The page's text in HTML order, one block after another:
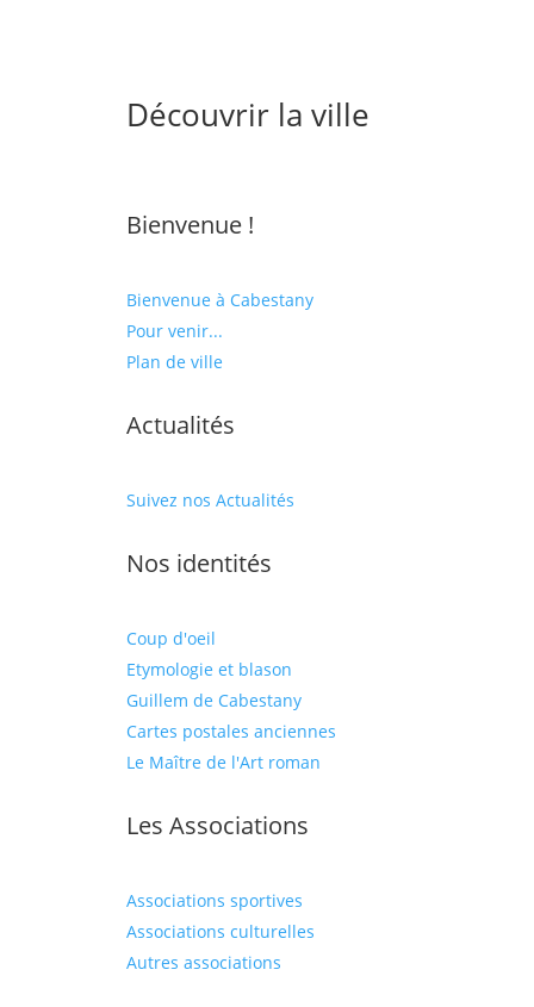
Découvrir la ville
Bienvenue !
Bienvenue à Cabestany
Pour venir...
Plan de ville
Actualités
Suivez nos Actualités
Nos identités
Coup d'oeil
Etymologie et blason
Guillem de Cabestany
Cartes postales anciennes
Le Maître de l'Art roman
Les Associations
Associations sportives
Associations culturelles
Autres associations